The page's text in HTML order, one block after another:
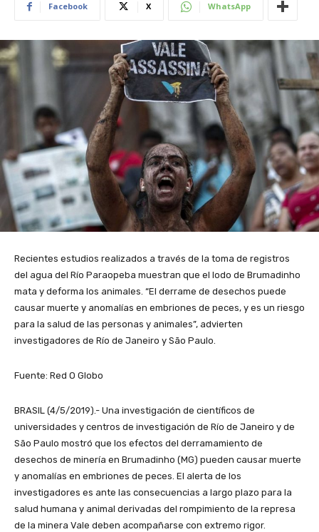
Facebook X WhatsApp
Recientes estudios realizados a través de la toma de registros
del agua del Río Paraopeba muestran que el lodo de Brumadinho
mata y deforma los animales. “El derrame de desechos puede
causar muerte y anomalías en embriones de peces, y es un riesgo
para la salud de las personas y animales”, advierten
investigadores de Río de Janeiro y São Paulo.
Fuente: Red O Globo
BRASIL (4/5/2019).- Una investigación de científicos de
universidades y centros de investigación de Río de Janeiro y de
São Paulo mostró que los efectos del derramamiento de
desechos de minería en Brumadinho (MG) pueden causar muerte
y anomalías en embriones de peces. El alerta de los
investigadores es ante las consecuencias a largo plazo para la
salud humana y animal derivadas del rompimiento de la represa
de la minera Vale deben acompañarse con extremo rigor.